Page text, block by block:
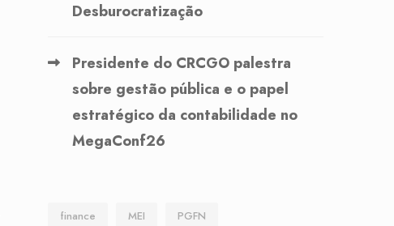
Desburocratização
Presidente do CRCGO palestra
sobre gestão pública e o papel
estratégico da contabilidade no
MegaConf26
finance MEI PGFN